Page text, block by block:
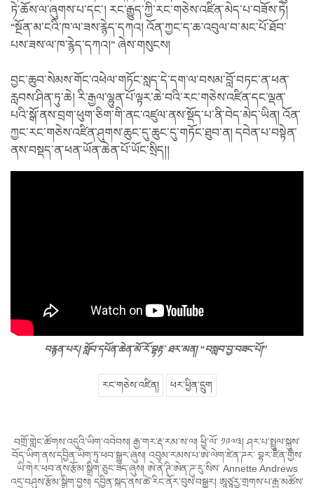
ཏེ་ཆོས་ལ་ཞུགས་པ་དང་། རང་རྒྱུད་ཀྱི་རང་གཅེས་འཛིན་མེད་པ་བཟོས་ཏེ།
“སྔོན་མ་ངའི་ཁ་ལ་ཟས་རྙེད་དཀའ། འོན་ཀྱང་ད་ཆ་འབུལ་བ་མང་པོ་ཐོབ་
པས་ཟས་ལ་ཁ་རྙེད་དཀའ།” ཞེས་གསུངས།
བྱང་ཆུབ་སེམས་གོང་འཕེལ་གཏོང་སླད་དེ་དག་ལ་བསམ་བློ་བཏང་ན་ཕན་
རླབས་ཤིན་ཏུ་ཆེ། རི་རྒྱལ་ལྷུན་པོ་ལྟར་ཆེ་བའི་རང་གཅེས་འཛིན་དང་ལྡན་
པའི་སྒོ་ནས་བྲག་ཕུག་ཅིག་གི་ནང་འཛུལ་ནས་སྡོད་པ་ནི་བེད་མེད་ཡིན། འོན་
ཀྱང་རང་གཅེས་འཛིན་ཤུགས་ཆུང་དུ་ཆུང་དུ་གཏོང་ཐུབ་ན། དབེན་པ་བསྟེན་
ནས་བསྡད་ན་ཕན་ཡོན་ཆེན་པོ་ཡོང་སྲིད།།
བརྙན་པར། སློབ་དཔོན་ཆེན་མོ་རོ་བྷརྟ་ ཐར་མན། “བསླབ་བྱ་བཟང་པོ།”
རང་གཅེས་འཛིན། ཕར་ཕྱིན་དྲུག
བགྲོ་གླེང་ཚོགས་འདུའི་ཡིག་འབེབས། རྒྱ་གར་རྡ་རམ་ས་ལ། ཕྱི་ལོ་ ༡༩༧༣། ཤར་པ་སྤྲུལ་སྐུས་
བོད་ཡིག་ནས་དབྱིན་ཡིག་ཏུ་ཕབ་སྒྱུར་ཞུས། འབུམ་རམས་པ་ཨེ་ལེག་ཛེན་ཌར་ བྷར་ཛིན་གྱིས་
ཡི་གེར་ཕབ་ནས་རྩོམ་སྒྲིག་ཅུང་ཟད་ཞུས། ཨེ་ནེ་ཊི་ཨེན་ཌུ་རུ་སིས་ Annette Andrews
འདྲ་བཤུས་རྩོམ་སྒྲིག་བྱས། དབྱིན་སྐད་ནས་ཚེ་རིང་ནོར་བུས་བསྒྱུར། ཨཱཙཱརྱ་གྲགས་པ་རྒྱ་མཚོས་